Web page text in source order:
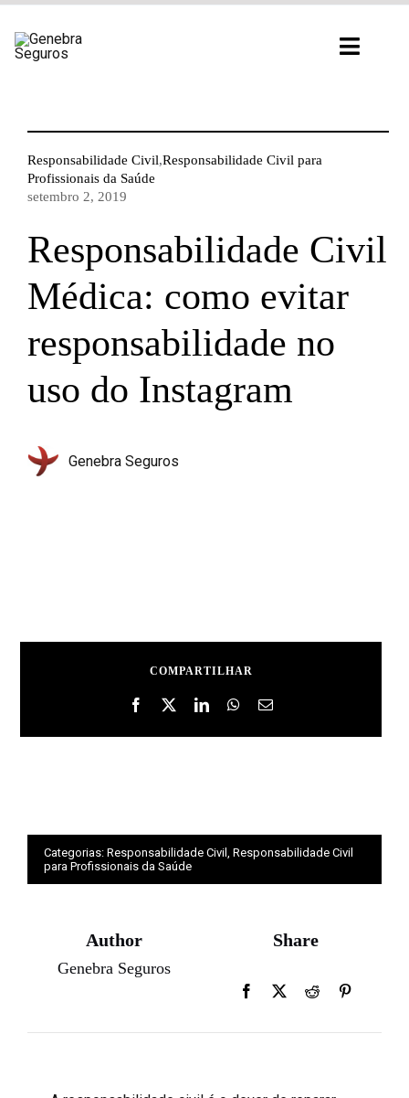
para
Responsabilidade Civil,Responsabilidade Civil para
Profissionais da Saúde
setembro 2, 2019
Responsabilidade Civil
Médica: como evitar
responsabilidade no
uso do Instagram
Genebra Seguros
COMPARTILHAR
Categorias: Responsabilidade Civil , Responsabilidade Civil
para Profissionais da Saúde
Author
Genebra Seguros
Share